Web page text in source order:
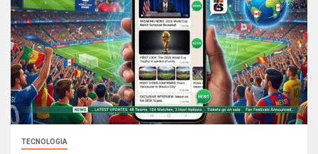
TECNOLOGIA